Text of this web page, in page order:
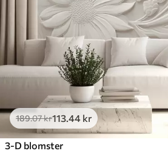
189.07kr113 .44 kr
3-D blomster